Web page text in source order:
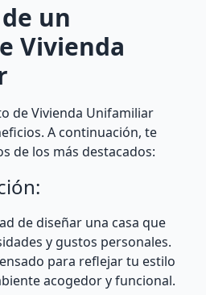
un
Vivienda
de Vivienda Unifamiliar
A continuación, te
de los más destacados:
de diseñar una casa que
y gustos personales.
para reflejar tu estilo
acogedor y funcional.